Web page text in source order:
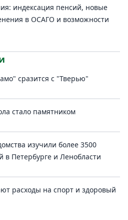
индексация пенсий, новые
в ОСАГО и возможности
сразится с "Тверью"
стало памятником
изучили более 3500
в Петербурге и Ленобласти
расходы на спорт и здоровый